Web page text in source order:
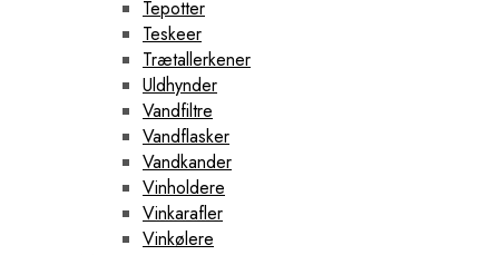
Tepotter
Teskeer
Trætallerkener
Uldhynder
Vandfiltre
Vandflasker
Vandkander
Vinholdere
Vinkarafler
Vinkølere